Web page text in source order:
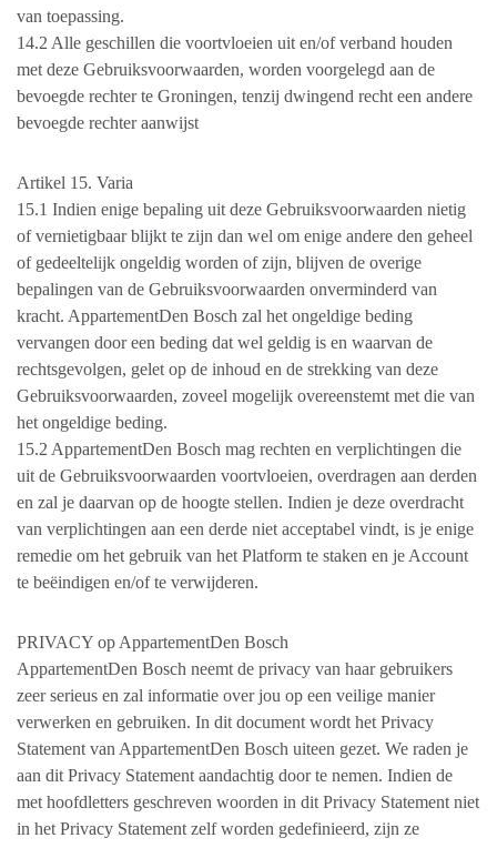
van toepassing.
14.2 Alle geschillen die voortvloeien uit en/of verband houden
met deze Gebruiksvoorwaarden, worden voorgelegd aan de
bevoegde rechter te Groningen, tenzij dwingend recht een andere
bevoegde rechter aanwijst
Artikel 15. Varia
15.1 Indien enige bepaling uit deze Gebruiksvoorwaarden nietig
of vernietigbaar blijkt te zijn dan wel om enige andere den geheel
of gedeeltelijk ongeldig worden of zijn, blijven de overige
bepalingen van de Gebruiksvoorwaarden onverminderd van
kracht. AppartementDen Bosch zal het ongeldige beding
vervangen door een beding dat wel geldig is en waarvan de
rechtsgevolgen, gelet op de inhoud en de strekking van deze
Gebruiksvoorwaarden, zoveel mogelijk overeenstemt met die van
het ongeldige beding.
15.2 AppartementDen Bosch mag rechten en verplichtingen die
uit de Gebruiksvoorwaarden voortvloeien, overdragen aan derden
en zal je daarvan op de hoogte stellen. Indien je deze overdracht
van verplichtingen aan een derde niet acceptabel vindt, is je enige
remedie om het gebruik van het Platform te staken en je Account
te beëindigen en/of te verwijderen.
PRIVACY op AppartementDen Bosch
AppartementDen Bosch neemt de privacy van haar gebruikers
zeer serieus en zal informatie over jou op een veilige manier
verwerken en gebruiken. In dit document wordt het Privacy
Statement van AppartementDen Bosch uiteen gezet. We raden je
aan dit Privacy Statement aandachtig door te nemen. Indien de
met hoofdletters geschreven woorden in dit Privacy Statement niet
in het Privacy Statement zelf worden gedefinieerd, zijn ze